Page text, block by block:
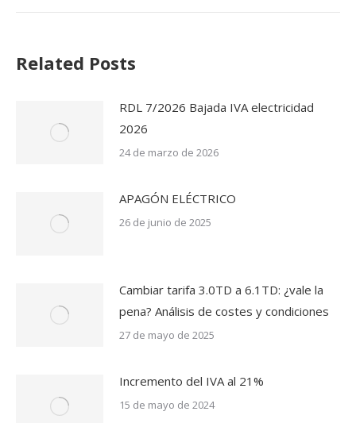
Related Posts
RDL 7/2026 Bajada IVA electricidad
2026
24 de marzo de 2026
APAGÓN ELÉCTRICO
26 de junio de 2025
Cambiar tarifa 3.0TD a 6.1TD: ¿vale la
pena? Análisis de costes y condiciones
27 de mayo de 2025
Incremento del IVA al 21%
15 de mayo de 2024